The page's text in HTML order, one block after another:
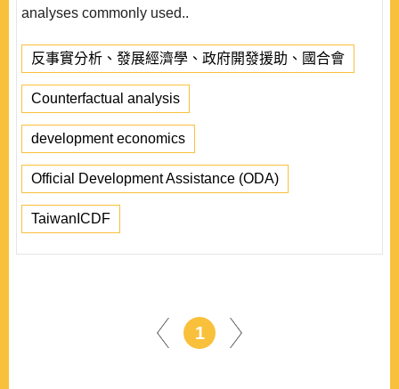
analyses commonly used..
反事實分析、發展經濟學、政府開發援助、國合會
Counterfactual analysis
development economics
Official Development Assistance (ODA)
TaiwanICDF
1